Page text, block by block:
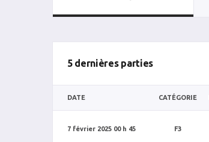
5 dernières parties
DATE CATÉGORIE
7 février 2025 00 h 45 F3